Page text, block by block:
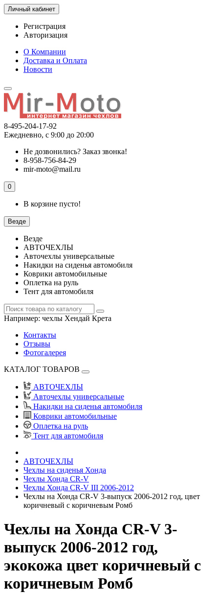
Личный кабинет
Регистрация
Авторизация
О Компании
Доставка и Оплата
Новости
8-495-204-17-92
Ежедневно, с 9:00 до 20:00
Не дозвонились? Заказ звонка!
8-958-756-84-29
mir-moto@mail.ru
0
В корзине пусто!
Везде
Везде
АВТОЧЕХЛЫ
Авточехлы универсальные
Накидки на сиденья автомобиля
Коврики автомобильные
Оплетка на руль
Тент для автомобиля
Например: чехлы Хендай Крета
Контакты
Отзывы
Фотогалерея
КАТАЛОГ ТОВАРОВ
АВТОЧЕХЛЫ
Авточехлы универсальные
Накидки на сиденья автомобиля
Коврики автомобильные
Оплетка на руль
Тент для автомобиля
АВТОЧЕХЛЫ
Чехлы на сиденья Хонда
Чехлы Хонда CR-V
Чехлы Хонда CR-V III 2006-2012
Чехлы на Хонда CR-V 3-выпуск 2006-2012 год, цвет
коричневый с коричневым Ромб
Чехлы на Хонда CR-V 3-
выпуск 2006-2012 год,
экокожа цвет коричневый с
коричневым Ромб